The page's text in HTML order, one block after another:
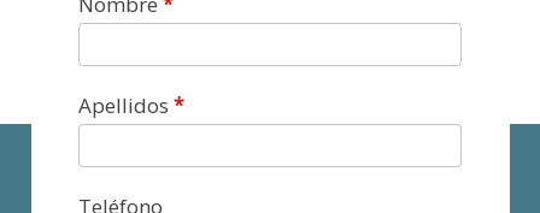
Apellidos*
Teléfono